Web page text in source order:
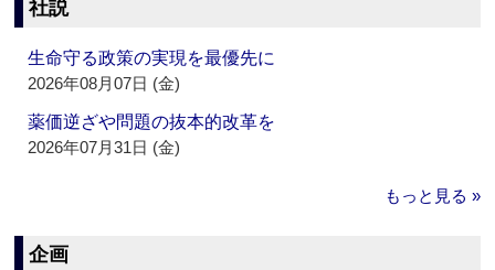
社説
生命守る政策の実現を最優先に
2026年08月07日 (金)
薬価逆ざや問題の抜本的改革を
2026年07月31日 (金)
もっと見る »
企画